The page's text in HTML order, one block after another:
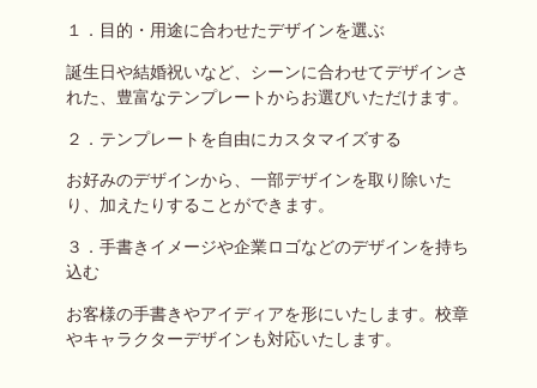
１．目的・用途に合わせたデザインを選ぶ
誕生日や結婚祝いなど、シーンに合わせてデザインさ
れた、豊富なテンプレートからお選びいただけます。
２．テンプレートを自由にカスタマイズする
お好みのデザインから、一部デザインを取り除いた
り、加えたりすることができます。
３．手書きイメージや企業ロゴなどのデザインを持ち
込む
お客様の手書きやアイディアを形にいたします。校章
やキャラクターデザインも対応いたします。